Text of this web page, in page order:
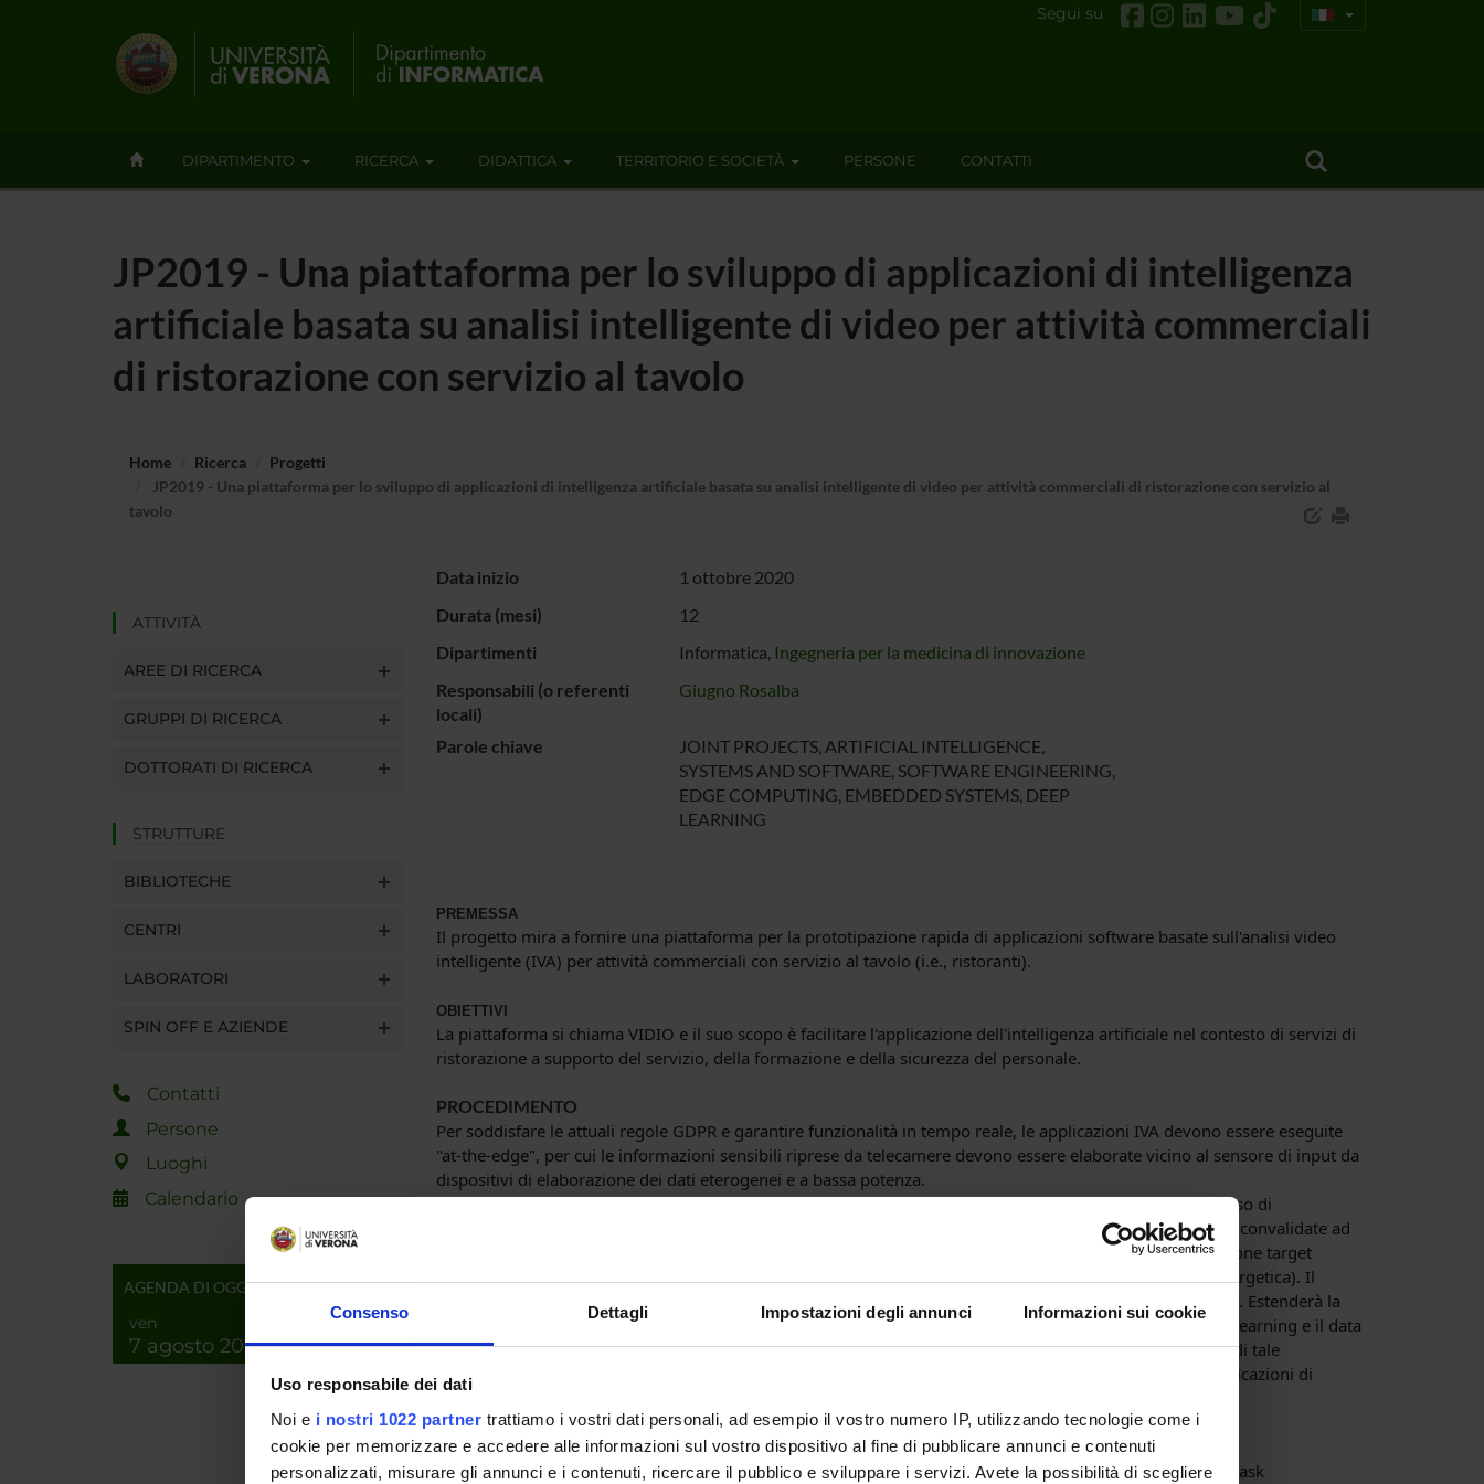
Consenso Dettagli Impostazioni degli annunci Informazioni sui cookie
Uso responsabile dei dati
Noi e i nostri 1022 partner trattiamo i vostri dati personali, ad esempio il vostro numero IP, utilizzando tecnologie come i
cookie per memorizzare e accedere alle informazioni sul vostro dispositivo al fine di pubblicare annunci e contenuti
personalizzati, misurare gli annunci e i contenuti, ricercare il pubblico e sviluppare i servizi. Avete la possibilità di scegliere
Segui su
DIPARTIMENTO RICERCA DIDATTICA TERRITORIO E SOCIETÀ PERSONE CONTATTI
JP2019 - Una piattaforma per lo sviluppo di applicazioni di intelligenza
artificiale basata su analisi intelligente di video per attività commerciali
di ristorazione con servizio al tavolo
Home Ricerca
Progetti
JP2019 - Una piattaforma per lo sviluppo di applicazioni di intelligenza artificiale basata su analisi intelligente di video per attività commerciali di ristorazione con servizio al
tavolo
ATTIVITÀ
AREE DI RICERCA
GRUPPI DI RICERCA
DOTTORATI DI RICERCA
STRUTTURE
BIBLIOTECHE
CENTRI
LABORATORI
SPIN OFF E AZIENDE
Contatti
Persone
Luoghi
Calendario
AGENDA DI OGGI
ven
7 agosto 2026
Data inizio
1 ottobre 2020
Durata (mesi)
12
Dipartimenti
Informatica, Ingegneria per la medicina di innovazione
Responsabili (o referenti
locali)
Giugno Rosalba
Parole chiave
JOINT PROJECTS, ARTIFICIAL INTELLIGENCE,
SYSTEMS AND SOFTWARE, SOFTWARE ENGINEERING,
EDGE COMPUTING, EMBEDDED SYSTEMS, DEEP
LEARNING
PREMESSA
Il progetto mira a fornire una piattaforma per la prototipazione rapida di applicazioni software basate sull'analisi video
intelligente (IVA) per attività commerciali con servizio al tavolo (i.e., ristoranti).
OBIETTIVI
La piattaforma si chiama VIDIO e il suo scopo è facilitare l'applicazione dell'intelligenza artificiale nel contesto di servizi di
ristorazione a supporto del servizio, della formazione e della sicurezza del personale.
PROCEDIMENTO
Per soddisfare le attuali regole GDPR e garantire funzionalità in tempo reale, le applicazioni IVA devono essere eseguite
"at-the-edge", per cui le informazioni sensibili riprese da telecamere devono essere elaborate vicino al sensore di input da
dispositivi di elaborazione dei dati eterogenei e a bassa potenza.
La piattaforma VIDIO mira a supportare la prototipazione rapida di tali applicazioni IVA attraverso un flusso di
progettazione di tipo model-based, mediante il quale le applicazioni software sono modellate, integrate e convalidate ad
alto livello di astrazione per poi essere semi-automaticamente sintetizzate su un dispositivo di computazione target
considerando vincoli sia funzionali che non funzionali (es. prestazioni, consumo di potenza, efficienza energetica). Il
progetto parte da un prototipo esistente creato per lo sviluppo di applicazioni di robotica per Industry 4.0. Estenderà la
piattaforma esistente per supportare lo sviluppo di applicazioni SW eterogenee, come inferenza di Deep Learning e il data
mining oltre all'elaborazione di immagini per sistemi embedded. Per affrontare la complessità intrinseca di tale
eterogeneità, linguaggi di sviluppo diversi saranno combinati con lo standard di modellazione per le applicazioni di
embedded vision (OpenVX).
RISULTATI
Saranno definiti algoritmi ed euristiche intelligenti per implementare mapping e scheduling efficienti dei task